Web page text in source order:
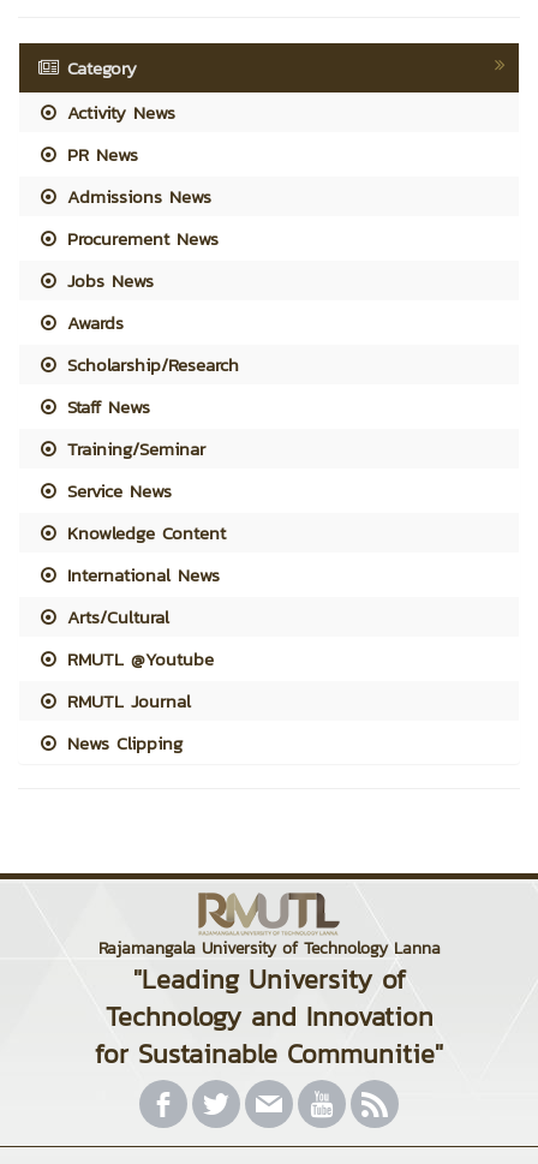
Category
Activity News
PR News
Admissions News
Procurement News
Jobs News
Awards
Scholarship/Research
Staff News
Training/Seminar
Service News
Knowledge Content
International News
Arts/Cultural
RMUTL @Youtube
RMUTL Journal
News Clipping
Rajamangala University of Technology Lanna
"Leading University of
Technology and Innovation
for Sustainable Communitie"